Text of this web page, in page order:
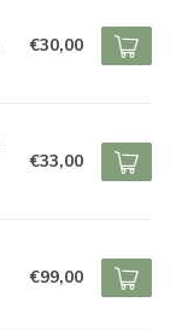
€30,00
€33,00
€99,00